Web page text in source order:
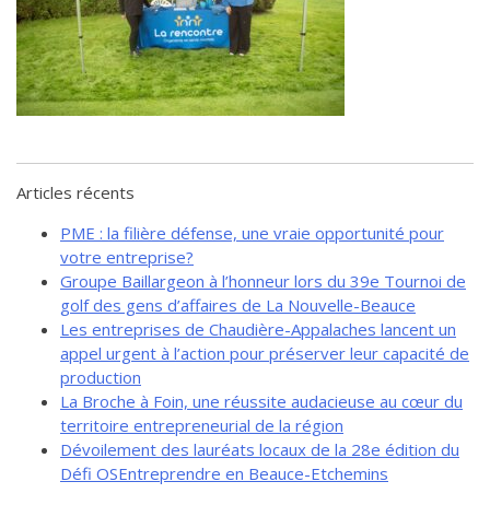
de solidarité
Futurpreneur
Toile entrepreneuriale Nouvelle-
Beauce
Articles récents
PME : la filière défense, une vraie opportunité pour
votre entreprise?
Groupe Baillargeon à l’honneur lors du 39e Tournoi de
golf des gens d’affaires de La Nouvelle-Beauce
Les entreprises de Chaudière-Appalaches lancent un
appel urgent à l’action pour préserver leur capacité de
production
La Broche à Foin, une réussite audacieuse au cœur du
territoire entrepreneurial de la région
Dévoilement des lauréats locaux de la 28e édition du
Défi OSEntreprendre en Beauce-Etchemins